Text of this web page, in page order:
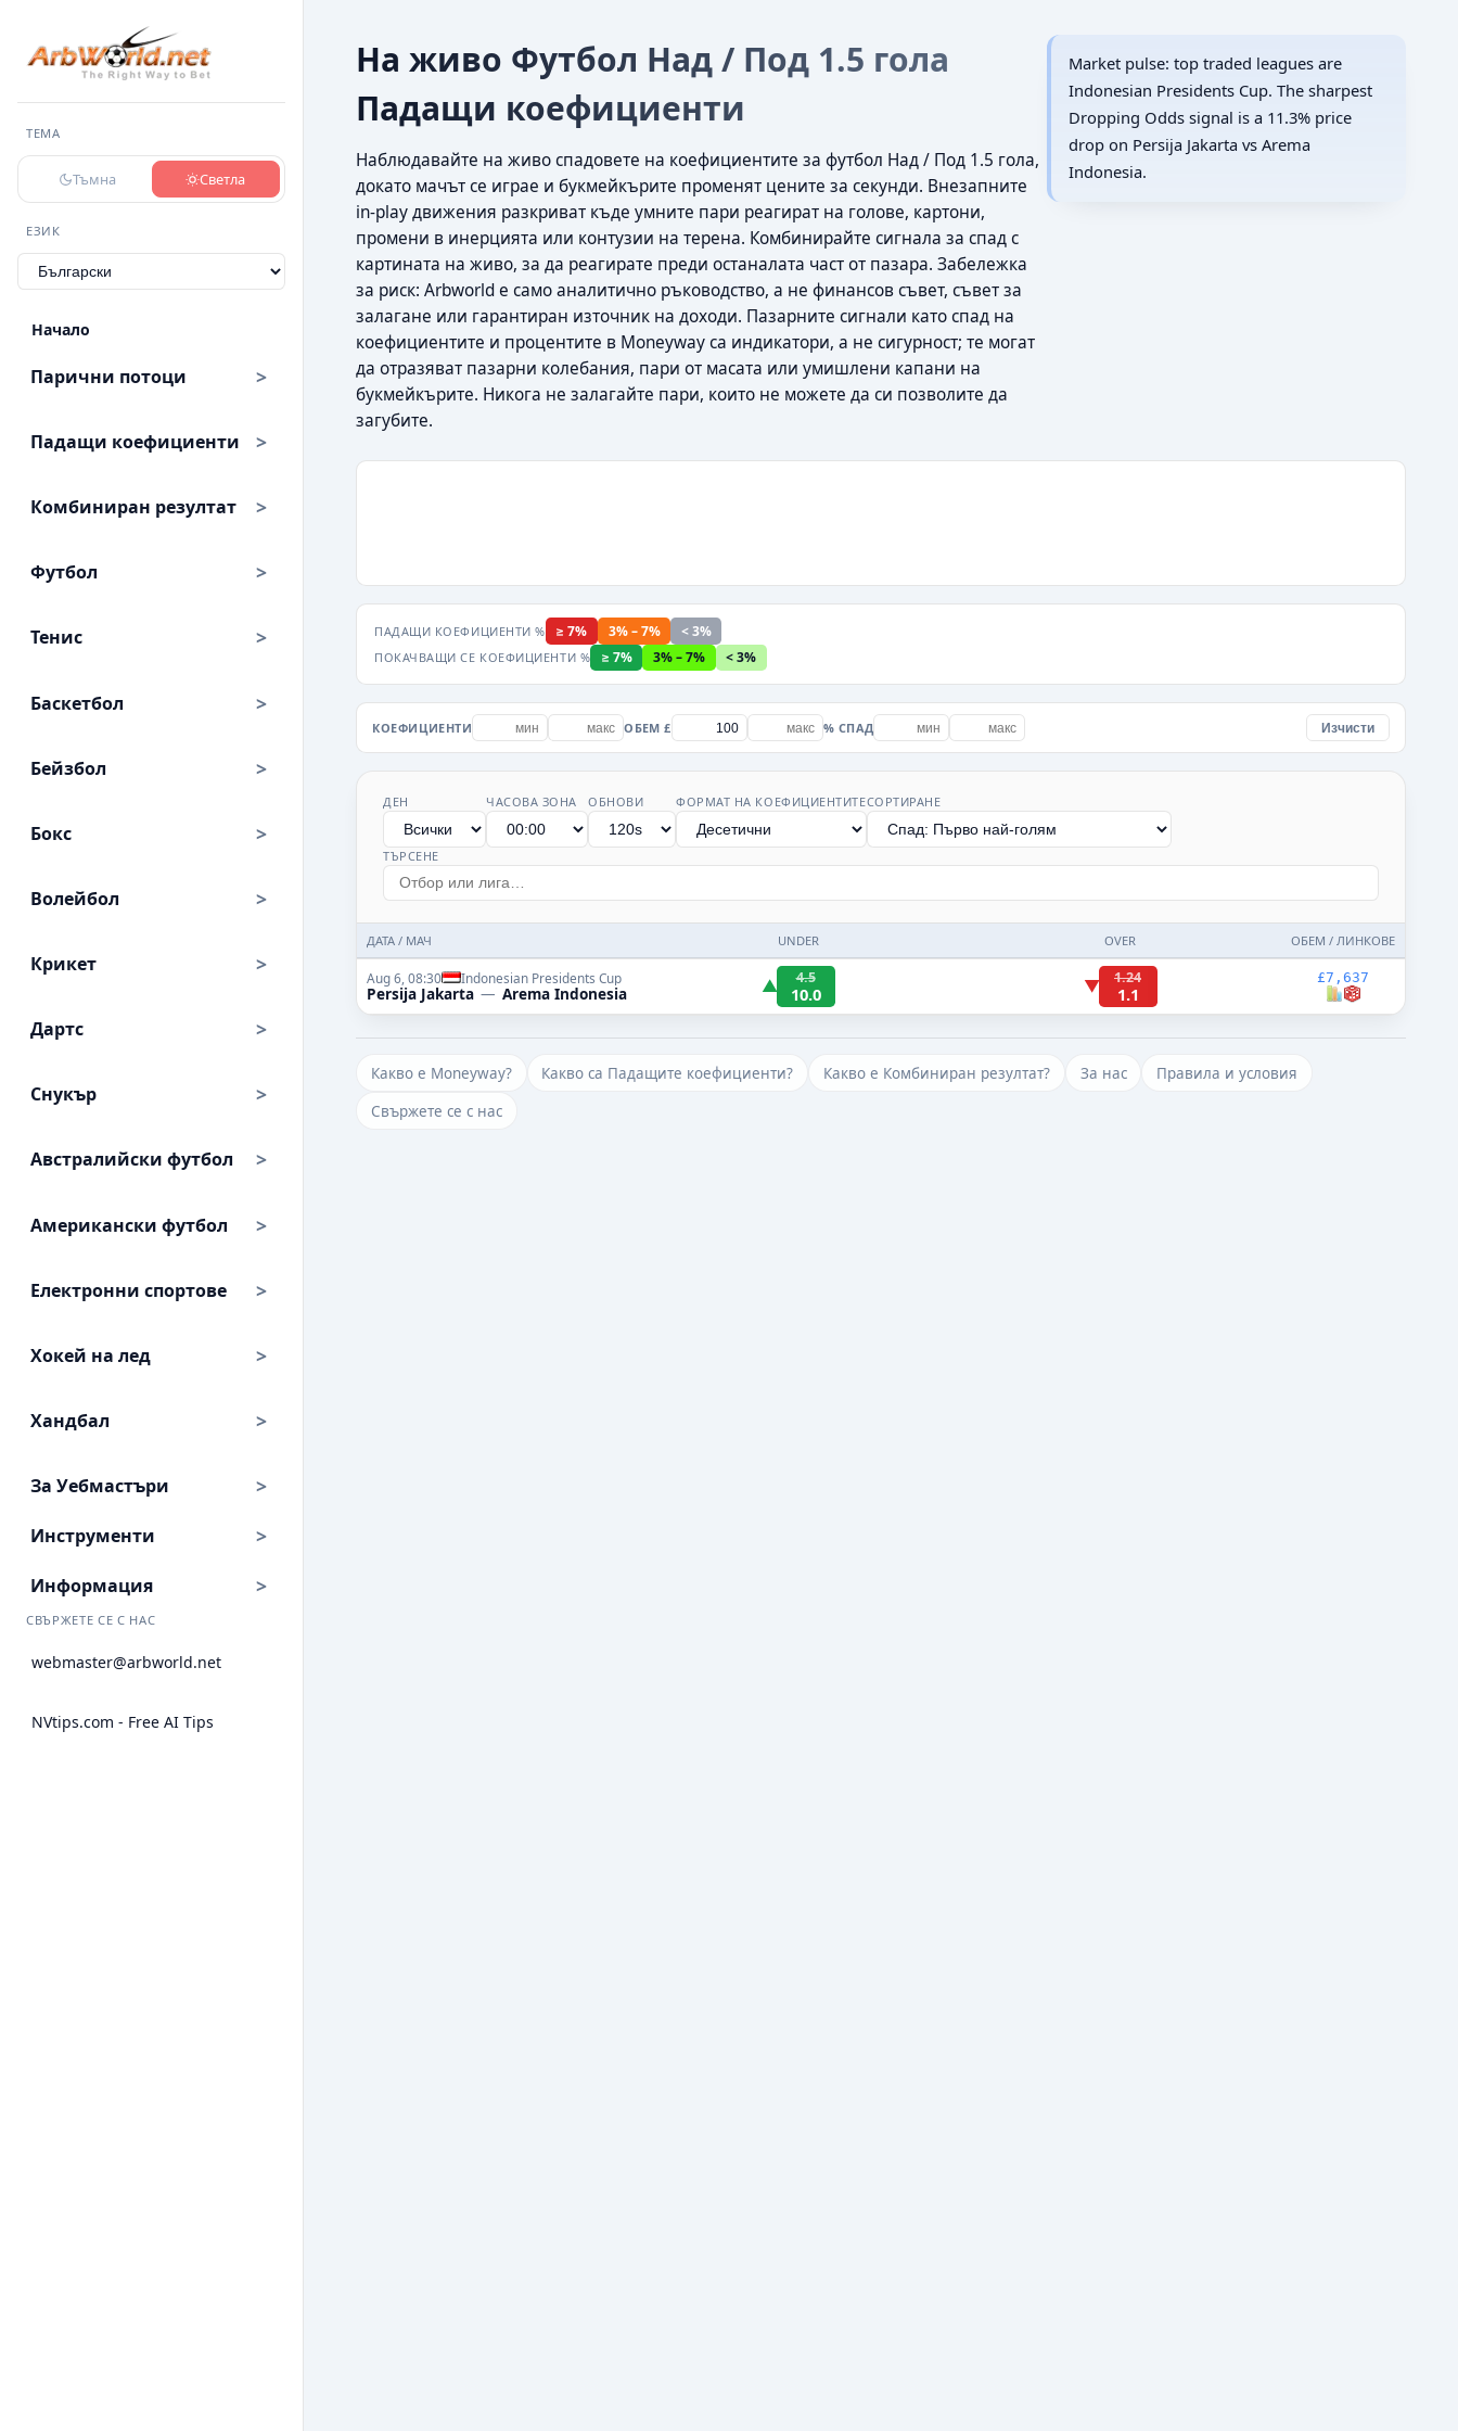
ТЕМА
Тъмна Светла
ЕЗИК
Начало
Парични потоци
Падащи коефициенти
Комбиниран резултат
Футбол
Тенис
Баскетбол
Бейзбол
Бокс
Волейбол
Крикет
Дартс
Снукър
Австралийски футбол
Американски футбол
Електронни спортове
Хокей на лед
Хандбал
За Уебмастъри
Инструменти
Информация
СВЪРЖЕТЕ СЕ С НАС
webmaster@arbworld.net
NVtips.com - Free AI Tips
На живо Футбол Над / Под 1.5 гола
Падащи коефициенти
Наблюдавайте на живо спадовете на коефициентите за футбол Над / Под 1.5 гола,
докато мачът се играе и букмейкърите променят цените за секунди. Внезапните
in-play движения разкриват къде умните пари реагират на голове, картони,
промени в инерцията или контузии на терена. Комбинирайте сигнала за спад с
картината на живо, за да реагирате преди останалата част от пазара. Забележка
за риск: Arbworld е само аналитично ръководство, а не финансов съвет, съвет за
залагане или гарантиран източник на доходи. Пазарните сигнали като спад на
коефициентите и процентите в Moneyway са индикатори, а не сигурност; те могат
да отразяват пазарни колебания, пари от масата или умишлени капани на
букмейкърите. Никога не залагайте пари, които не можете да си позволите да
загубите.
Market pulse: top traded leagues are
Indonesian Presidents Cup. The sharpest
Dropping Odds signal is a 11.3% price
drop on Persija Jakarta vs Arema
Indonesia.
ПАДАЩИ КОЕФИЦИЕНТИ % ≥ 7% 3% – 7% < 3%
ПОКАЧВАЩИ СЕ КОЕФИЦИЕНТИ % ≥ 7% 3% – 7% < 3%
КОЕФИЦИЕНТИ ОБЕМ £ % СПАД Изчисти
ДЕН ЧАСОВА ЗОНА ОБНОВИ ФОРМАТ НА КОЕФИЦИЕНТИТЕСОРТИРАНЕ
ТЪРСЕНЕ
ДАТА / МАЧ UNDER OVER ОБЕМ / ЛИНКОВЕ
Aug 6, 08:30 Indonesian Presidents Cup
Persija Jakarta — Arema Indonesia ▲ 4.5
10.0 ▼ 1.24
1.1
£7,637
Какво е Moneyway? Какво са Падащите коефициенти? Какво е Комбиниран резултат? За нас
Правила и условия
Свържете се с нас